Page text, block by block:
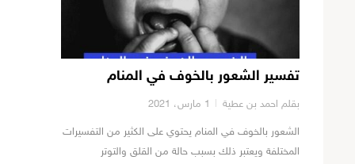
تفسير الشعور بالخوف في المنام
بقلم احمد بن عطية 1 مارس، 2021
الشعور بالخوف في المنام يحتوي على الكثير من التفسيرات
المختلفة ويعتبر ذلك بسبب حالة من القلق والتوتر